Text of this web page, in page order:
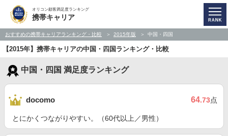
オリコン顧客満足度ランキング
携帯キャリア
おすすめの携帯キャリアランキング・比較 2015年版 中国・四国
【2015年】携帯キャリアの中国・四国ランキング・比較
中国・四国 満足度ランキング
docomo 64.73点
とにかくつながりやすい。（60代以上／男性）